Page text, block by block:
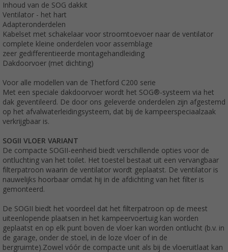
Inhoud van de SOG dakkit
Ventilator - het hart
Adapteronderdelen
Kabelset met schakelaar voor stroomtoevoer naar de ventilator
complete kleine onderdelen voor assemblage
zeer gedifferentieerde montagehandleiding
Dakdoorvoer (met dichting)
Voor alle modellen van de Thetford C200 serie
Met een speciale dakdoorvoer wordt het SOG®-systeem via het
dak geventileerd. De door ons geleverde onderdelen zijn afgestemd
op het afvalwaterleidingsysteem, dat bij de kampeerspeciaalzaak
verkrijgbaar is.
SOGII VLOER VARIANT
De compacte SOGII-eenheid biedt verschillende opties voor de
ontluchting van het toilet. Het toestel bestaat uit een vervangbaar
filterpatroon waarin de ventilator wordt geplaatst. De ventilator is
nauwelijks hoorbaar omdat hij in de afdichting van het filter is
gemonteerd.
De SOGII biedt het voordeel dat het filterpatroon op de meest
uiteenlopende plaatsen in het kampeervoertuig kan worden
geplaatst en op elk punt boven de vloer kan worden ontlucht (b.v. in
de garage, onder de stoel, in de loze vloer of in de
bergruimte).Zowel vóór de compacte unit als bij de vloeruitlaat kan